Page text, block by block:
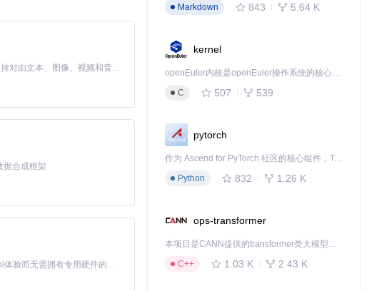
MiniMax H3 是一个通用的全模态生成系统。它支持对由文本、图像、视频和音频组成的多模态上下文进行统一理解，并能生成分辨率高达 2K、时长可达 15 秒的带原生立体声音频的视频。得益于面向任务泛化的系统设计，H3 在预训练阶段就已具备广泛的多模态上下文理解与生成能力，能够出色地执行复杂的多模态指令。
据合成框架
基于Python的Xiaozhi AI，适用于想要完整Xiaozhi体验而无需拥有专用硬件的用户。
Markdown
843 5.64 K
kernel
openEuler内核是openEuler操作系统的核心，既是系统性能与稳定性的基石，也是连接处理器、设备与服务的桥梁。
C
507 539
pytorch
作为 Ascend for PyTorch 社区的核心组件，TorchNPU 是昇腾专为 PyTorch 打造的深度学习适配插件，使 PyTorch 框架能够直接调用昇腾 NPU，为开发者提供昇腾 AI 处理器的超强算力。
Python
832 1.26 K
ops-transformer
本项目是CANN提供的transformer类大模型算子库，实现网络在NPU上加速计算。
C++
1.03 K 2.43 K